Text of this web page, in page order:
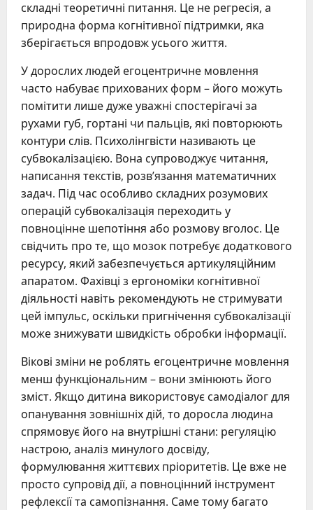
складні теоретичні питання. Це не регресія, а
природна форма когнітивної підтримки, яка
зберігається впродовж усього життя.
У дорослих людей егоцентричне мовлення
часто набуває прихованих форм – його можуть
помітити лише дуже уважні спостерігачі за
рухами губ, гортані чи пальців, які повторюють
контури слів. Психолінгвісти називають це
субвокалізацією. Вона супроводжує читання,
написання текстів, розв’язання математичних
задач. Під час особливо складних розумових
операцій субвокалізація переходить у
повноцінне шепотіння або розмову вголос. Це
свідчить про те, що мозок потребує додаткового
ресурсу, який забезпечується артикуляційним
апаратом. Фахівці з ергономіки когнітивної
діяльності навіть рекомендують не стримувати
цей імпульс, оскільки пригнічення субвокалізації
може знижувати швидкість обробки інформації.
Вікові зміни не роблять егоцентричне мовлення
менш функціональним – вони змінюють його
зміст. Якщо дитина використовує самодіалог для
опанування зовнішніх дій, то доросла людина
спрямовує його на внутрішні стани: регуляцію
настрою, аналіз минулого досвіду,
формулювання життєвих пріоритетів. Це вже не
просто супровід дії, а повноцінний інструмент
рефлексії та самопізнання. Саме тому багато